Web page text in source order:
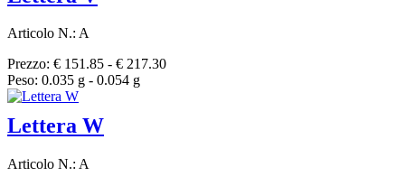
Articolo N.: A
Prezzo: € 151.85 - € 217.30
Peso: 0.035 g - 0.054 g
Lettera W
Articolo N.: A